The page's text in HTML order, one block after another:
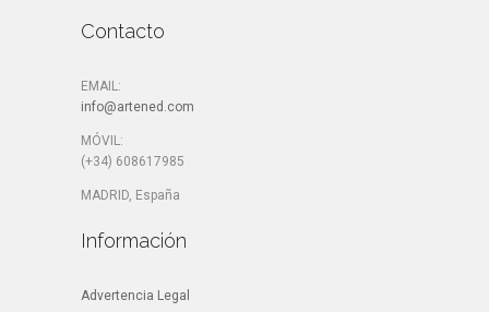
Contacto
EMAIL:
info@artened.com
MÓVIL:
(+34) 608617985
MADRID, España
Información
Advertencia Legal